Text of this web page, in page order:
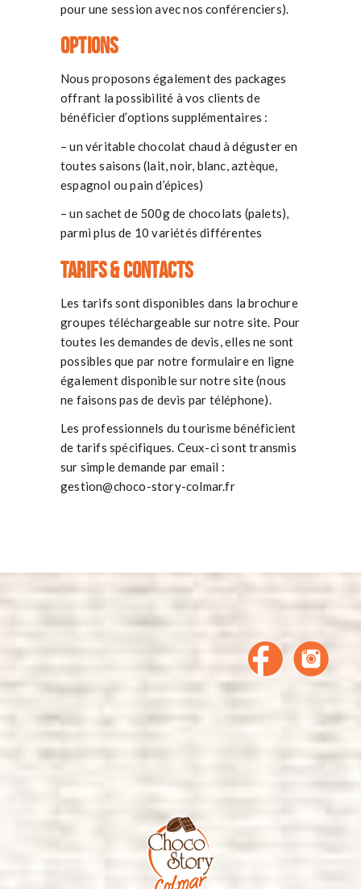
pour une session avec nos conférenciers).
Options
Nous proposons également des packages
offrant la possibilité à vos clients de
bénéficier d’options supplémentaires :
– un véritable chocolat chaud à déguster en
toutes saisons (lait, noir, blanc, aztèque,
espagnol ou pain d’épices)
– un sachet de 500g de chocolats (palets),
parmi plus de 10 variétés différentes
Tarifs & contacts
Les tarifs sont disponibles dans la brochure
groupes téléchargeable sur notre site. Pour
toutes les demandes de devis, elles ne sont
possibles que par notre formulaire en ligne
également disponible sur notre site (nous
ne faisons pas de devis par téléphone).
Les professionnels du tourisme bénéficient
de tarifs spécifiques. Ceux-ci sont transmis
sur simple demande par email :
gestion@choco-story-colmar.fr